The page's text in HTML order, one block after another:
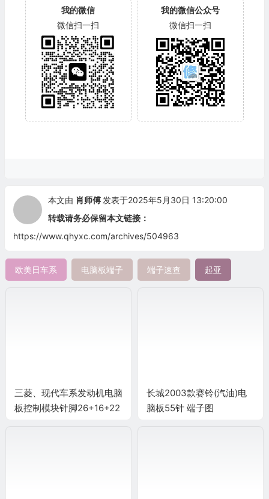
我的微信
微信扫一扫
我的微信公众号
微信扫一扫
本文由 肖师傅 发表于2025年5月30日 13:20:00
转载请务必保留本文链接：
https://www.qhyxc.com/archives/504963
欧美日车系 电脑板端子 端子速查 起亚
三菱、现代车系发动机电脑
板控制模块针脚26+16+22
长城2003款赛铃(汽油)电
脑板55针 端子图